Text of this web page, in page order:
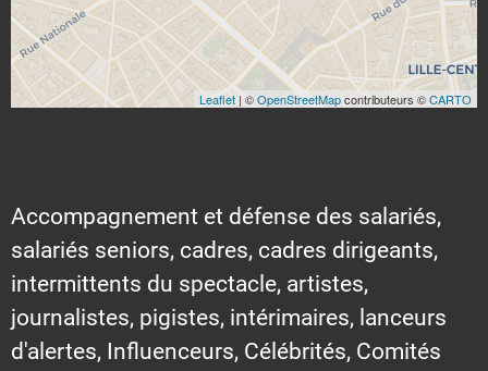
Leaflet | ©OpenStreetMapcontributeurs ©CARTO
Accompagnement et défense des salariés,
salariés seniors, cadres, cadres dirigeants,
intermittents du spectacle, artistes,
journalistes, pigistes, intérimaires, lanceurs
d'alertes, Influenceurs, Célébrités, Comités